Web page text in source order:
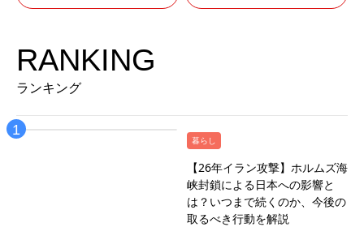
RANKING
ランキング
暮らし
【26年イラン攻撃】ホルムズ海
峡封鎖による日本への影響と
は？いつまで続くのか、今後の
取るべき行動を解説